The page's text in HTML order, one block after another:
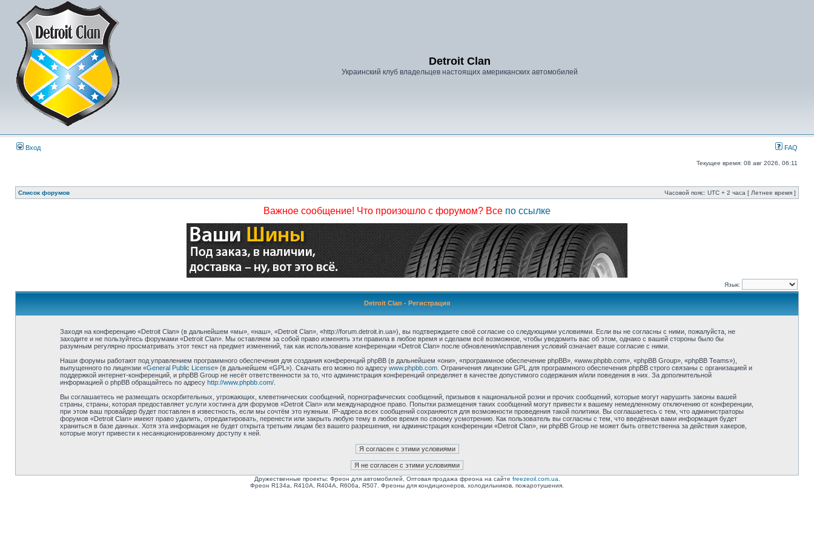
Detroit Clan
Украинский клуб владельцев настоящих американских автомобилей
Вход FAQ
Текущее время: 08 авг 2026, 06:11
Список форумов Часовой пояс: UTC + 2 часа [ Летнее время ]
Важное сообщение! Что произошло с форумом? Все по ссылке
Язык:
Detroit Clan - Регистрация
Заходя на конференцию «Detroit Clan» (в дальнейшем «мы», «наш», «Detroit Clan», «http://forum.detroit.in.ua»), вы подтверждаете своё согласие со следующими условиями. Если вы не согласны с ними, пожалуйста, не
заходите и не пользуйтесь форумами «Detroit Clan». Мы оставляем за собой право изменять эти правила в любое время и сделаем всё возможное, чтобы уведомить вас об этом, однако с вашей стороны было бы
разумным регулярно просматривать этот текст на предмет изменений, так как использование конференции «Detroit Clan» после обновления/исправления условий означает ваше согласие с ними.
Наши форумы работают под управлением программного обеспечения для создания конференций phpBB (в дальнейшем «они», «программное обеспечение phpBB», «www.phpbb.com», «phpBB Group», «phpBB Teams»),
выпущенного по лицензии «General Public License» (в дальнейшем «GPL»). Скачать его можно по адресу www.phpbb.com. Ограничения лицензии GPL для программного обеспечения phpBB строго связаны с организацией и
поддержкой интернет-конференций, и phpBB Group не несёт ответственности за то, что администрация конференций определяет в качестве допустимого содержания и/или поведения в них. За дополнительной
информацией о phpBB обращайтесь по адресу http://www.phpbb.com/.
Вы соглашаетесь не размещать оскорбительных, угрожающих, клеветнических сообщений, порнографических сообщений, призывов к национальной розни и прочих сообщений, которые могут нарушить законы вашей
страны, страны, которая предоставляет услуги хостинга для форумов «Detroit Clan» или международное право. Попытки размещения таких сообщений могут привести к вашему немедленному отключению от конференции,
при этом ваш провайдер будет поставлен в известность, если мы сочтём это нужным. IP-адреса всех сообщений сохраняются для возможности проведения такой политики. Вы соглашаетесь с тем, что администраторы
форумов «Detroit Clan» имеют право удалить, отредактировать, перенести или закрыть любую тему в любое время по своему усмотрению. Как пользователь вы согласны с тем, что введённая вами информация будет
храниться в базе данных. Хотя эта информация не будет открыта третьим лицам без вашего разрешения, ни администрация конференции «Detroit Clan», ни phpBB Group не может быть ответственна за действия хакеров,
которые могут привести к несанкционированному доступу к ней.
Дружественные проекты: Фреон для автомобилей, Оптовая продажа фреона на сайте freezeoil.com.ua
Фреон R134a, R410A, R404A, R606a, R507. Фреоны для кондиционеров, холодильников, пожаротушения.